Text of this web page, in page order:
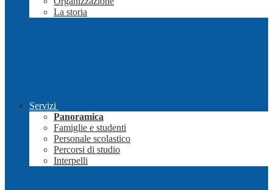
La storia
Servizi
Panoramica
Famiglie e studenti
Personale scolastico
Percorsi di studio
Interpelli